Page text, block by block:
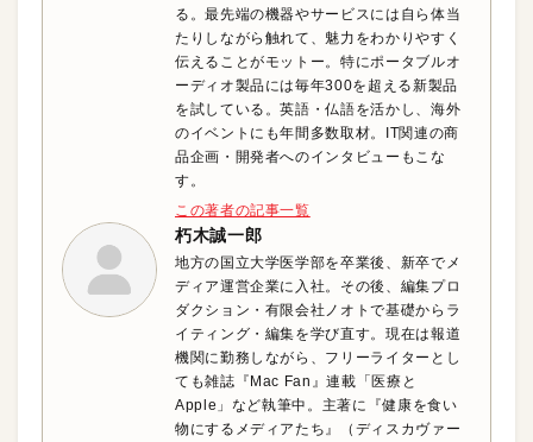
る。最先端の機器やサービスには自ら体当
たりしながら触れて、魅力をわかりやすく
伝えることがモットー。特にポータブルオ
ーディオ製品には毎年300を超える新製品
を試している。英語・仏語を活かし、海外
のイベントにも年間多数取材。IT関連の商
品企画・開発者へのインタビューもこな
す。
この著者の記事一覧
朽木誠一郎
地方の国立大学医学部を卒業後、新卒でメ
ディア運営企業に入社。その後、編集プロ
ダクション・有限会社ノオトで基礎からラ
イティング・編集を学び直す。現在は報道
機関に勤務しながら、フリーライターとし
ても雑誌『Mac Fan』連載「医療と
Apple」など執筆中。主著に『健康を食い
物にするメディアたち』（ディスカヴァー